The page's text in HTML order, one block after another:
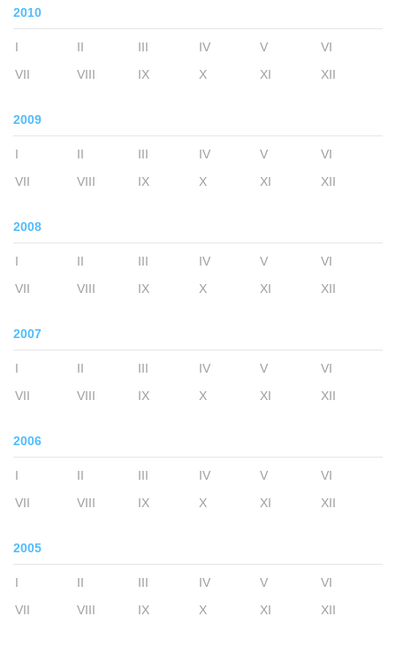
2010
I II III IV V
VI
VII
VIII IX X XI XII
2009
I II III IV V
VI
VII
VIII IX X XI XII
2008
I II III IV V
VI
VII
VIII IX X XI XII
2007
I II III IV V
VI
VII
VIII IX X XI XII
2006
I II III IV V
VI
VII
VIII IX X XI XII
2005
I II III IV V
VI
VII
VIII IX X XI XII